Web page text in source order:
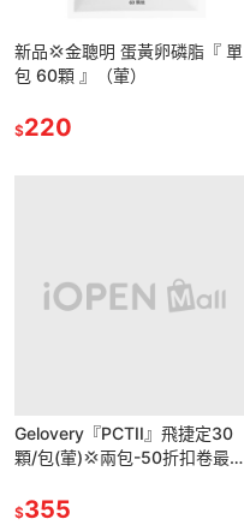
新品💢金聰明 蛋黃卵磷脂『 單
包 60顆 』（葷）
$220
Gelovery『PCTII』飛捷定30
顆/包(葷)💢兩包-50折扣卷最優
$355